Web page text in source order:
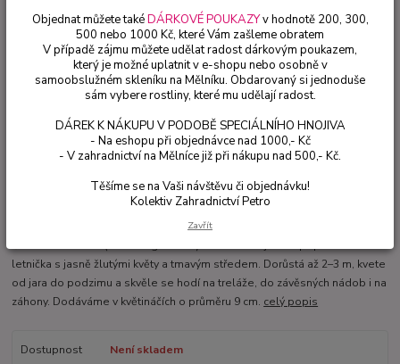
Černooká Zuzana – Thunbergia
Lemon Star - cena na prodejně
letnička s jasně žlutými květy a tmavým středem. Dorůstá až 2–3 m, kvete
od jara do podzimu a skvěle se hodí na treláže, do závěsných nádob i na
záhony. Dodáváme v květináčích o průměru 9 cm. celý popis
Dostupnost
Není skladem
Objednat můžete takéDÁRKOVÉ POUKAZYv hodnotě 200, 300,
500 nebo 1000 Kč, které Vám zašleme obratem
V případě zájmu můžete udělat radost dárkovým poukazem,
který je možné uplatnit v e-shopu nebo osobně v
samoobslužném skleníku na Mělníku. Obdarovaný si jednoduše
sám vybere rostliny, které mu udělají radost.
DÁREK K NÁKUPU V PODOBĚ SPECIÁLNÍHO HNOJIVA
- Na eshopu při objednávce nad 1000,- Kč
- V zahradnictví na Mělníce již při nákupu nad 500,- Kč.
Těšíme se na Vaši návštěvu či objednávku!
Kolektiv Zahradnictví Petro
Zavřít